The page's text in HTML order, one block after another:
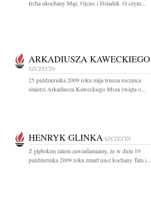
Ircha ukochany Mąż, Ojciec i Dziadek. O czym...
ARKADIUSZA KAWECKIEGO
SZCZECIN
25 października 2009 roku mija trzecia rocznica
śmierci Arkadiusza Kaweckiego Msza święta o...
HENRYK GLINKA SZCZECIN
Z głębokim żalem zawiadamiamy, że w dniu 19
października 2009 roku zmarł nasz kochany Tata i...